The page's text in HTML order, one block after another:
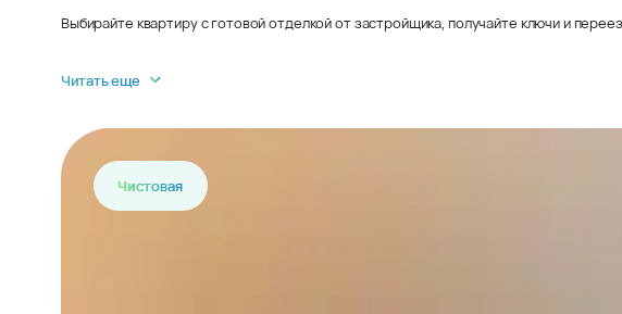
Выбирайте квартиру с готовой отделкой от застройщика, получайте ключи и
Читать еще
Чистовая